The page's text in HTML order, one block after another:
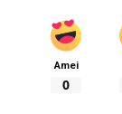
Amei
0